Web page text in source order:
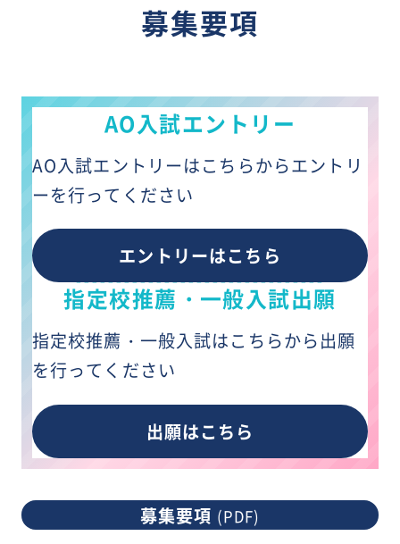
募集要項
AO入試エントリー
AO入試エントリーはこちらからエントリ
ーを行ってください
エントリーはこちら
指定校推薦・一般入試出願
指定校推薦・一般入試はこちらから出願
を行ってください
出願はこちら
募集要項 (PDF)